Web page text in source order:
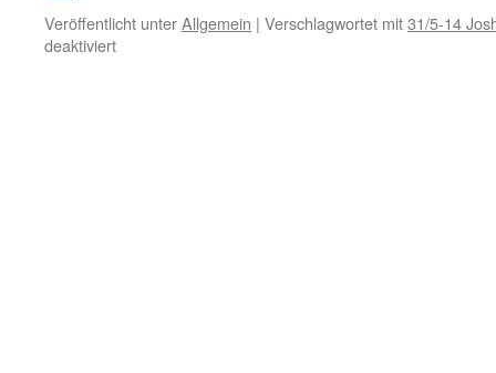
Veröffentlicht unterAllgemein | Verschlagwortet mit31/5-14
deaktiviertfür